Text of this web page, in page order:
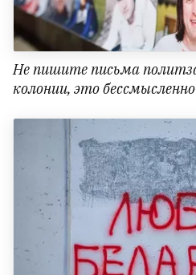
Не пишите письма
колонии, это бессмысленно